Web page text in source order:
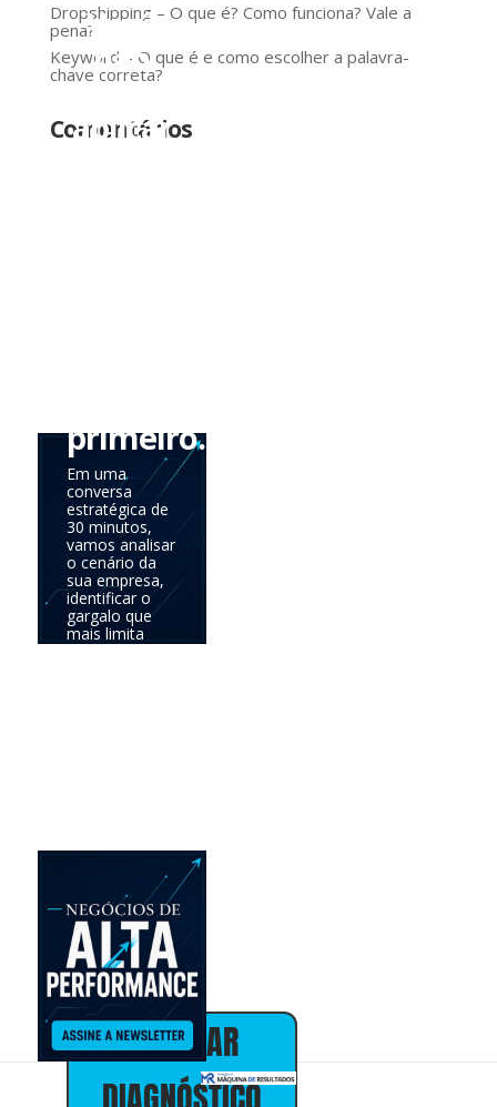
Dropshipping – O que é? Como funciona? Vale a
pena?
Keyword – O que é e como escolher a palavra-
chave correta?
Comentários
Você
não
precisa
aplicar
primeiro.
Em uma
conversa
estratégica de
30 minutos,
vamos analisar
o cenário da
sua empresa,
identificar o
gargalo que
mais limita
Alex Almeida
Presidente
30+ anos em
marketing,
vendas e
estratégia de
negócios
AGENDAR